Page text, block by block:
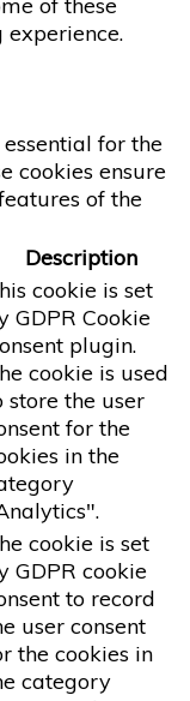
of these
for the
cookies ensure
of the
Description
cookie is set
GDPR Cookie
plugin.
cookie is used
store the user
for the
in the
cookie is set
GDPR cookie
to record
user consent
the cookies in
category